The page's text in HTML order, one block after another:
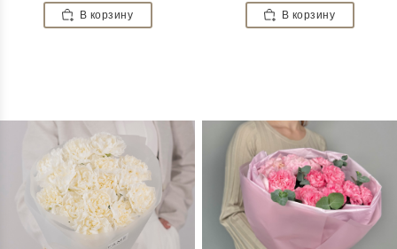
В корзину В корзину